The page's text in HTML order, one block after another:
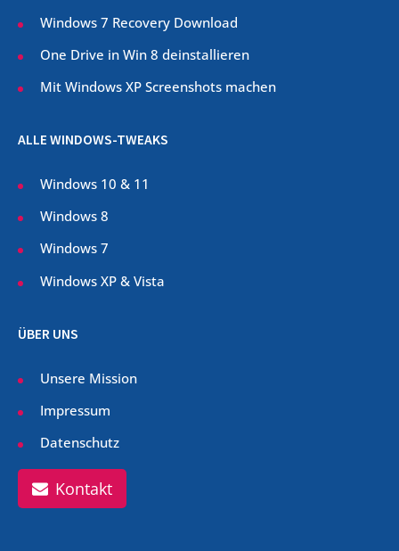
Windows 7 Recovery Download
One Drive in Win 8 deinstallieren
Mit Windows XP Screenshots machen
ALLE WINDOWS-TWEAKS
Windows 10 & 11
Windows 8
Windows 7
Windows XP & Vista
ÜBER UNS
Unsere Mission
Impressum
Datenschutz
Kontakt